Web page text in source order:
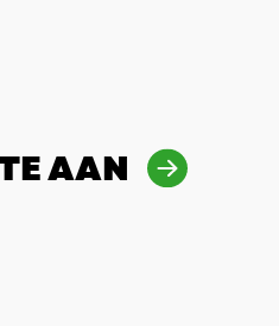
AAN